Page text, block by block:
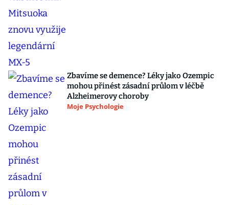
Zbavíme se demence? Léky jako Ozempic
mohou přinést zásadní průlom v léčbě
Alzheimerovy choroby
Moje Psychologie